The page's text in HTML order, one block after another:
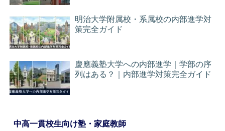
明治大学附属校・系属校の内部進学対
策完全ガイド
慶應義塾大学への内部進学｜学部の序
列はある？｜内部進学対策完全ガイド
中高一貫校生向け塾・家庭教師